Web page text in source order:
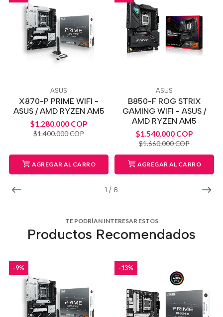
1 / 8
ASUS
X870-P PRIME WIFI -
ASUS / AMD RYZEN AM5
$1.280.000 COP
$1.400.000 COP
AGREGAR AL CARRO
ASUS
B850-F ROG STRIX
GAMING WIFI - ASUS /
AMD RYZEN AM5
$1.540.000 COP
$1.660.000 COP
AGREGAR AL CARRO
TE PODRÍAN INTERESAR ESTOS
Productos Recomendados
-9% -13%